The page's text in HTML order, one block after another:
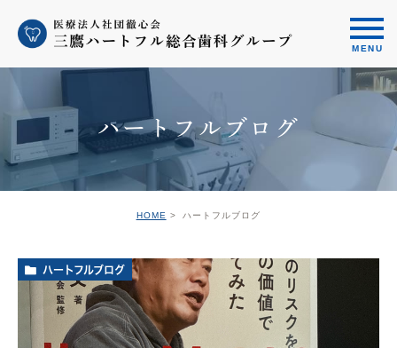
ハートフルブログ
HOME ハートフルブログ
ハートフルブログ